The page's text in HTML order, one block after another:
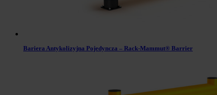
Bariera Antykolizyjna Pojedyncza – Rack-Mammut® Barrier